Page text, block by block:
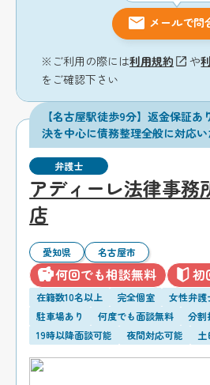
メールで問
※ご利用の際には利用規約 や
をご確認下さい
【名古屋駅徒歩9分】返金保証
決を中心に債務整理全般に対応
弁護士
アディーレ法律事
店
愛知県 名古屋市
何回でも相談無料 初
在籍数10名以上 完全個室
女性弁護
駐車場あり
何度でも面談無料 分割
19時以降面談可能
夜間対応可能 土